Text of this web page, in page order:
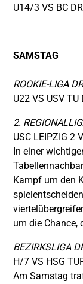
U14/3 VS BC
SAMSTAG
ROOKIE-LIGA
U22 VS USV TU
2.
USC LEIPZIG 2
In einer
Kampf um den
um die Chance,
BEZIRKSLIGA
H/7 VS HSG
Am Samstag